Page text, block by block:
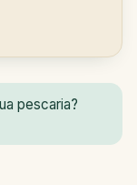
pescaria?